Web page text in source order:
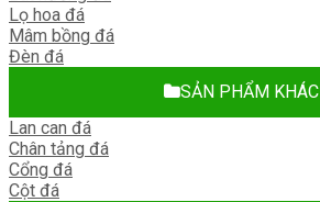
Lọ hoa đá
Mâm bồng đá
Đèn đá
SẢN PHẨM KHÁC
Lan can đá
Chân tảng đá
Cổng đá
Cột đá